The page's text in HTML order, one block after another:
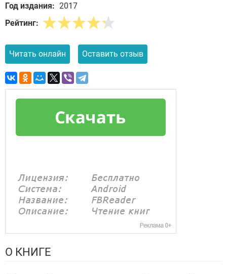
Год издания: 2017
Рейтинг:
Читать онлайн Оставить отзыв
О КНИГЕ